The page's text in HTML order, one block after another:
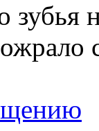
зубья